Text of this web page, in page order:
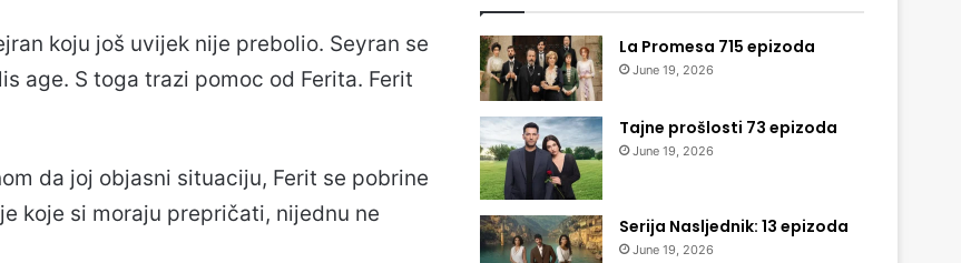
koju još uvijek nije prebolio. Seyran se
age. S toga trazi pomoc od Ferita. Ferit
da joj objasni situaciju, Ferit se pobrine
koje si moraju prepričati, nijednu ne
La Promesa 715 epizoda
June 19, 2026
Tajne prošlosti 73 epizoda
June 19, 2026
Serija Nasljednik: 13 epizoda
June 19, 2026